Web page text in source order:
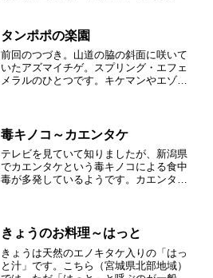
らないのであれば、ふつうの軍手でいい
です。ただし、沢の斜面を登...
タンポポの楽園
前回のつづき。山道の脇の斜面に咲いて
いたアズマイチゲ。スプリング・エフェ
メラルのひとつです。キケマンやエゾエ
ました。大樹の枝々に、な...
毒キノコ～カエンタケ
テレビを見ていて知りましたが、新潟県
でカエンタケという毒キノコによる食中
毒が多発しているようです。カエンタ
ごろ毒キノコの話題なんだ...
きょうのお料理～はっと
きょうは天然のエノキタケ入りの「はっ
と汁」です。こちら（宮城県北部地域）